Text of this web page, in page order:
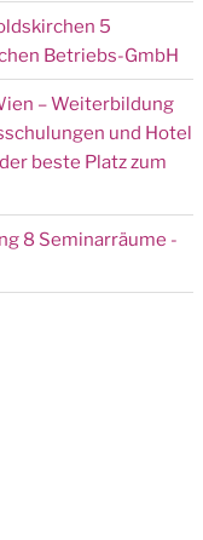
5
Betriebs-GmbH
– Weiterbildung
und Hotel
beste Platz zum
8 Seminarräume -